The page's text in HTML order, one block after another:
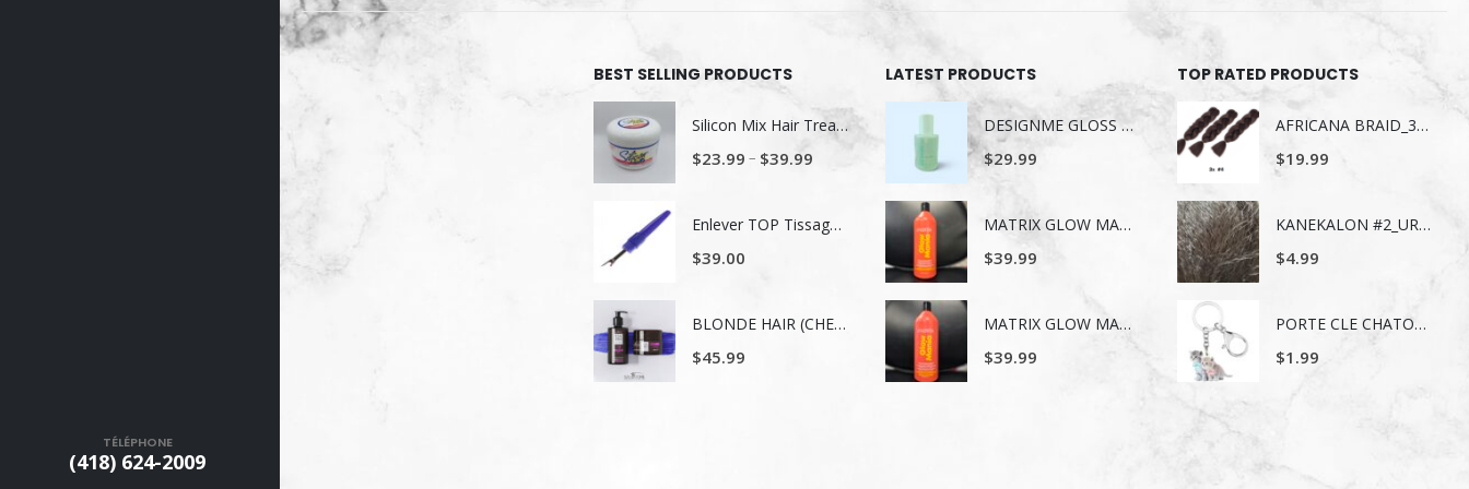
TÉLÉPHONE
(418) 624-2009
BEST SELLING PRODUCTS
Silicon Mix Hair Treatment
$23.99 – $39.99
Enlever TOP Tissage/ Lavage de tête
$39.00
BLONDE HAIR (CHEVEUX BLONDS) NUTRITION ET NUANCE
$45.99
LATEST PRODUCTS
DESIGNME GLOSS ME SERUM POUR LES CHEVEUX 80ML
$29.99
MATRIX GLOW MANIA SHAMPOING 1LITRE
$39.99
MATRIX GLOW MANIA REVITALISANT 1LITRE
$39.99
TOP RATED PRODUCTS
AFRICANA BRAID_3X_4
$19.99
KANEKALON #2_URBAN BEAUTY
$4.99
PORTE CLE CHATONS
$1.99